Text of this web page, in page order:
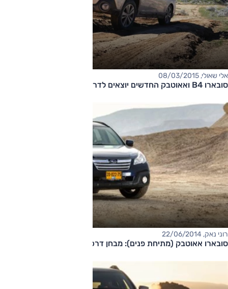
אלי שאולי, 08/03/2015
סובארו B4 ואאוטבק החדשים יוצאים לדרך
רוני נאק, 22/06/2014
סובארו אאוטבק (מתיחת פנים): מבחן דרכים